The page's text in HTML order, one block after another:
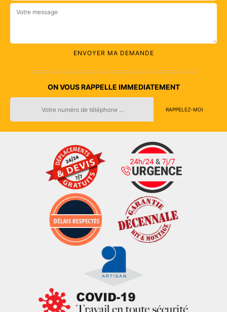
ON VOUS RAPPELLE IMMEDIATEMENT